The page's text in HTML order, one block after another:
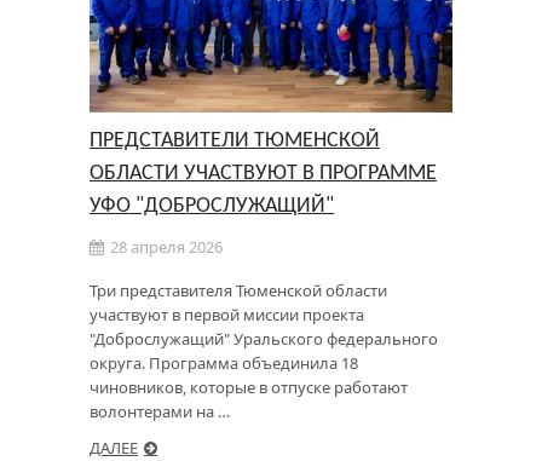
ПРЕДСТАВИТЕЛИ ТЮМЕНСКОЙ
ОБЛАСТИ УЧАСТВУЮТ В ПРОГРАММЕ
УФО "ДОБРОСЛУЖАЩИЙ"
28 апреля 2026
Три представителя Тюменской области
участвуют в первой миссии проекта
"Доброслужащий" Уральского федерального
округа. Программа объединила 18
чиновников, которые в отпуске работают
волонтерами на …
ДАЛЕЕ